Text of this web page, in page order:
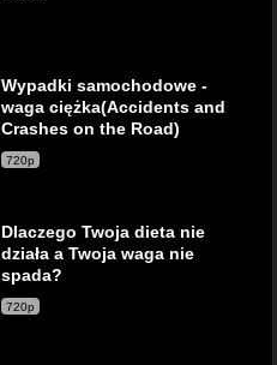
Wypadki samochodowe -
waga ciężka(Accidents and
Crashes on the Road)
720p
Dlaczego Twoja dieta nie
działa a Twoja waga nie
spada?
720p